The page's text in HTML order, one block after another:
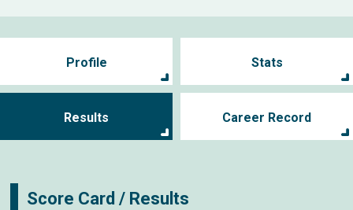
Profile Stats
Results Career Record
Score Card / Results